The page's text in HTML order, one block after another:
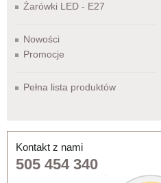
Żarówki LED - E27
Nowości
Promocje
Pełna lista produktów
Kontakt z nami
505 454 340